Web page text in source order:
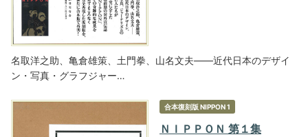
名取洋之助、亀倉雄策、土門拳、山名文夫――近代日本のデザイ
ン・写真・グラフジャー…
合本復刻版 NIPPON 1
ＮＩＰＰＯＮ 第１集